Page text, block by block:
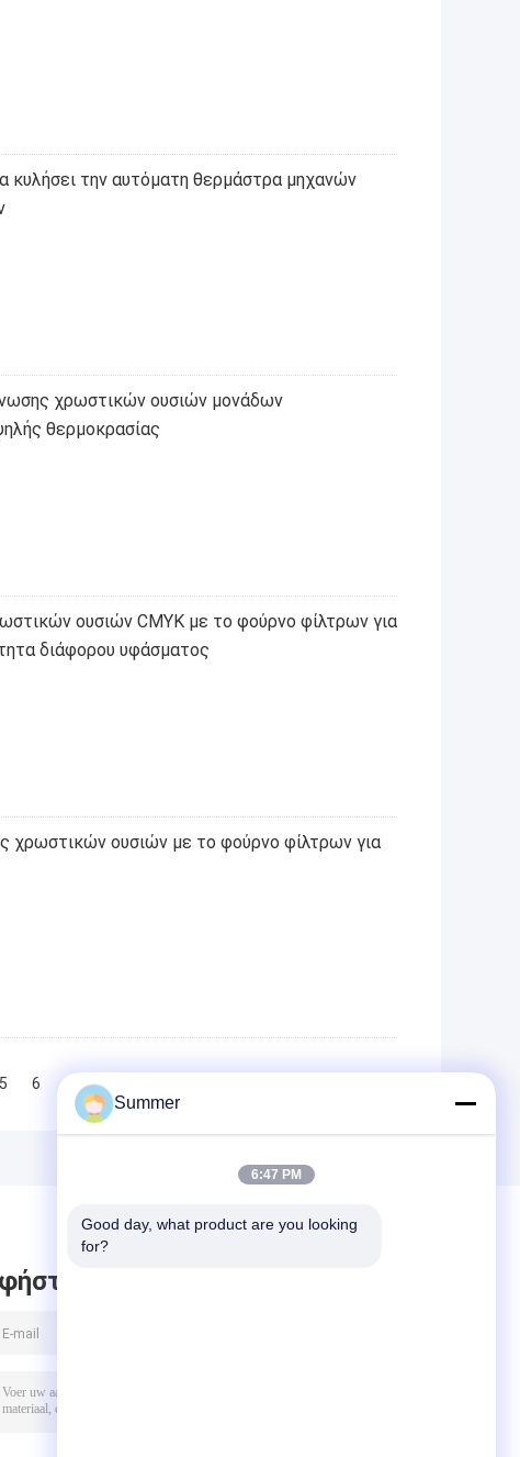
κυλήσει την αυτόματη θερμάστρα μηχανών
χρωστικών ουσιών μονάδων
θερμοκρασίας
ουσιών CMYK με το φούρνο φίλτρων για
διάφορου υφάσματος
χρωστικών ουσιών με το φούρνο φίλτρων για
5 6 8
μήνυμα
Summer
6:47 PM
Good day, what product are you looking
for?